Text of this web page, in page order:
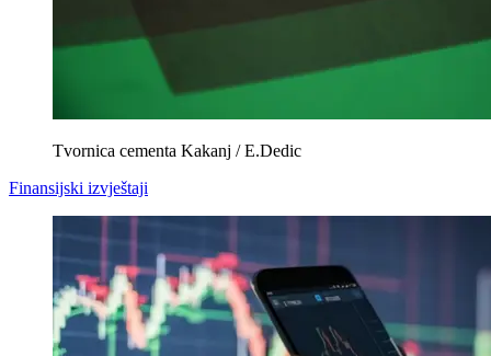
Tvornica cementa Kakanj / E.Dedic
Finansijski izvještaji